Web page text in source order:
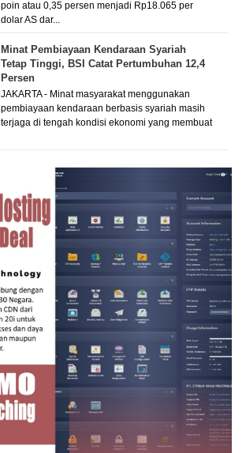
poin atau 0,35 persen menjadi Rp18.065 per
dolar AS dar...
Minat Pembiayaan Kendaraan Syariah
Tetap Tinggi, BSI Catat Pertumbuhan 12,4
Persen
JAKARTA - Minat masyarakat menggunakan
pembiayaan kendaraan berbasis syariah masih
terjaga di tengah kondisi ekonomi yang membuat